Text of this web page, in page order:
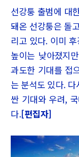
선강퉁 출범에 대
돼온 선강퉁은 돌
리고 있다. 이미
높이는 낮아졌지
과도한 기대를 접
는 분석도 있다.
싼 기대와 우려,
다.[편집자]